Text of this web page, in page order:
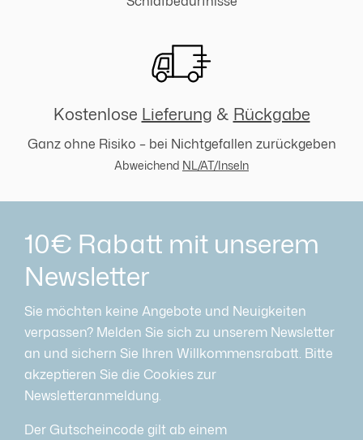
Kostenlose Lieferung & Rückgabe
Ganz ohne Risiko – bei Nichtgefallen zurückgeben
Abweichend NL/AT/Inseln
10€ Rabatt mit unserem
Newsletter
Sie möchten keine Angebote und Neuigkeiten
verpassen? Melden Sie sich zu unserem Newsletter
an und sichern Sie Ihren Willkommensrabatt. Bitte
akzeptieren Sie die Cookies zur
Newsletteranmeldung.
Der Gutscheincode gilt ab einem